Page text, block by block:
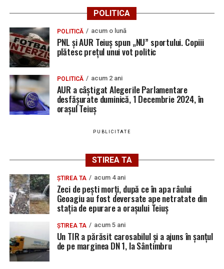
POLITICA
POLITICĂ acum o lună
PNL și AUR Teiuș spun „NU” sportului. Copiii
plătesc prețul unui vot politic
POLITICĂ acum 2 ani
AUR a câștigat Alegerile Parlamentare
desfășurate duminică, 1 Decembrie 2024, în
orașul Teiuș
PUBLICITATE
STIREA TA
ȘTIREA TA acum 4 ani
Zeci de pești morți, după ce în apa râului
Geoagiu au fost deversate ape netratate din
stația de epurare a orașului Teiuș
ȘTIREA TA acum 5 ani
Un TIR a părăsit carosabilul și a ajuns în șanțul
de pe marginea DN 1, la Sântimbru